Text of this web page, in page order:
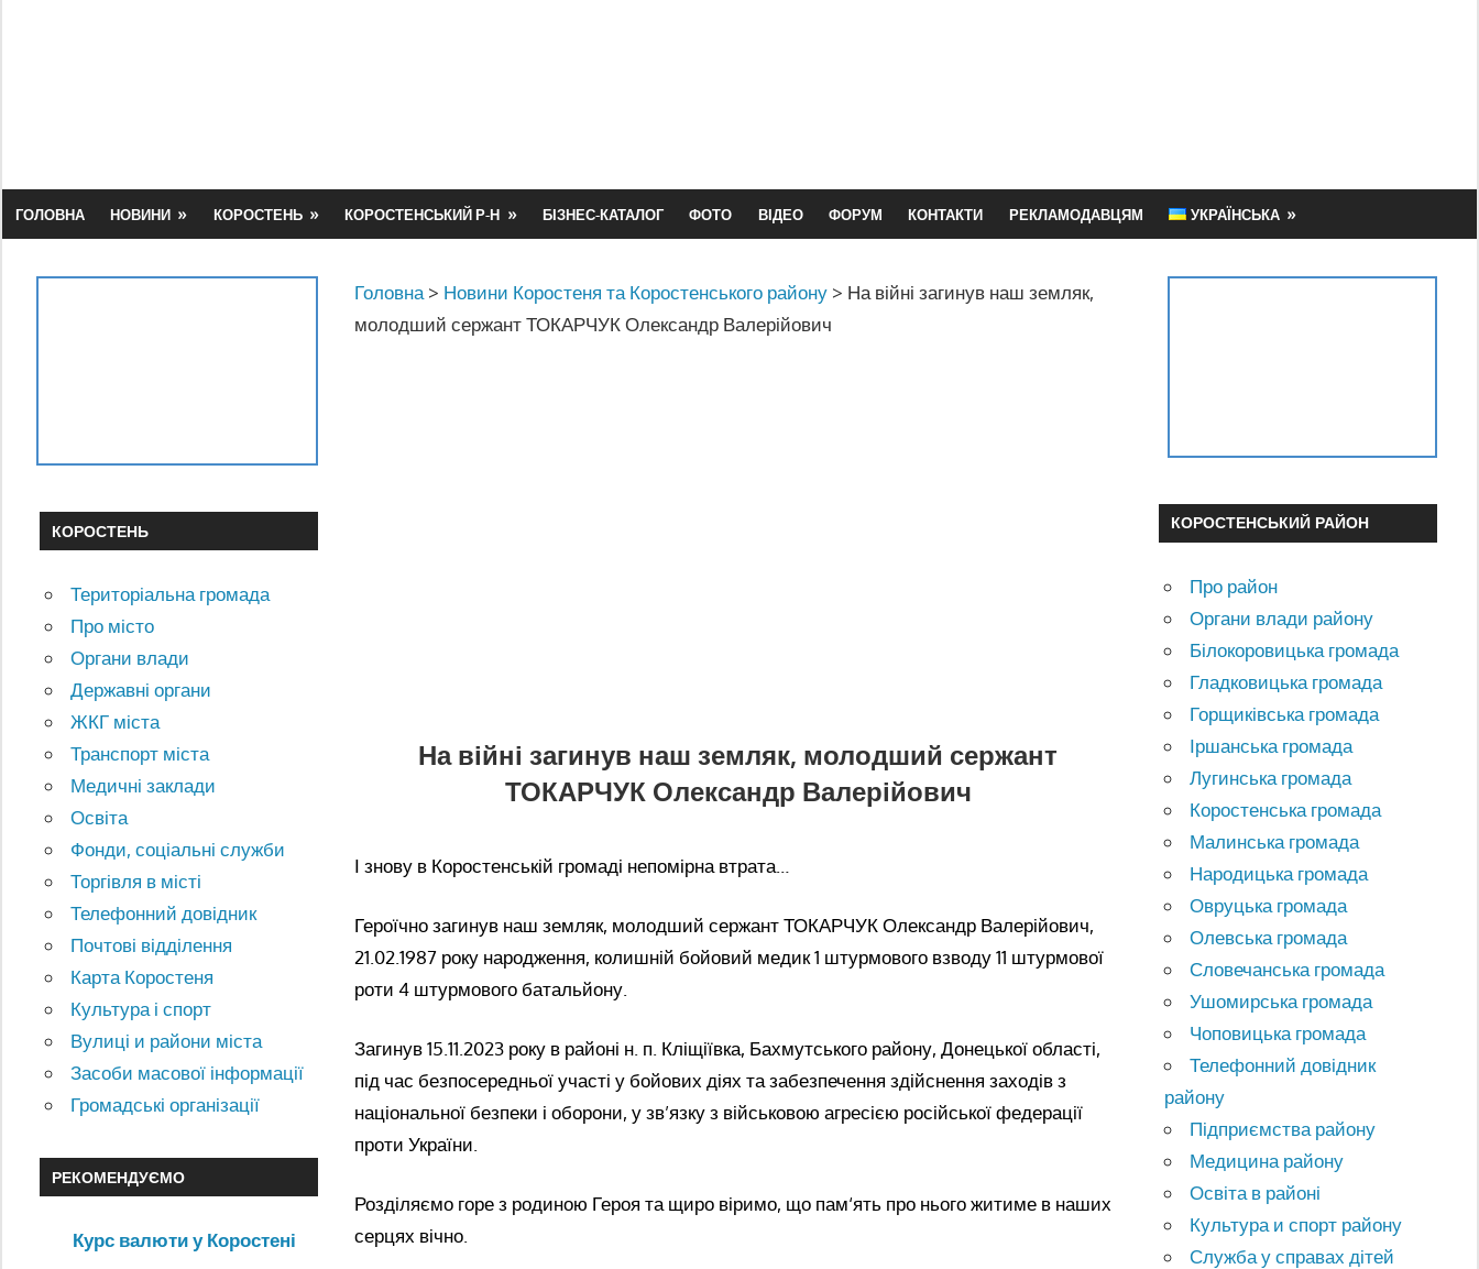
ГОЛОВНА НОВИНИ КОРОСТЕНЬ КОРОСТЕНСЬКИЙ Р-Н БІЗНЕС-КАТАЛОГ ФОТО ВІДЕО ФОРУМ КОНТАКТИ РЕКЛАМОДАВЦЯМ УКРАЇНСЬКА
Головна > Новини Коростеня та Коростенського району > На війні загинув наш земляк,
молодший сержант ТОКАРЧУК Олександр Валерійович
На війні загинув наш земляк, молодший сержант
ТОКАРЧУК Олександр Валерійович
І знову в Коростенській громаді непомірна втрата…
Героїчно загинув наш земляк, молодший сержант ТОКАРЧУК Олександр Валерійович,
21.02.1987 року народження, колишній бойовий медик 1 штурмового взводу 11 штурмової
роти 4 штурмового батальйону.
Загинув 15.11.2023 року в районі н. п. Кліщіївка, Бахмутського району, Донецької області,
під час безпосередньої участі у бойових діях та забезпечення здійснення заходів з
національної безпеки і оборони, у зв’язку з військовою агресією російської федерації
проти України.
Розділяємо горе з родиною Героя та щиро віримо, що пам‘ять про нього житиме в наших
серцях вічно.
КОРОСТЕНЬ
Територіальна громада
Про місто
Органи влади
Державні органи
ЖКГ міста
Транспорт міста
Медичні заклади
Освіта
Фонди, соціальні служби
Торгівля в місті
Телефонний довідник
Почтові відділення
Карта Коростеня
Культура і спорт
Вулиці и райони міста
Засоби масової інформації
Громадські організації
РЕКОМЕНДУЄМО
Курс валюти у Коростені
КОРОСТЕНСЬКИЙ РАЙОН
Про район
Органи влади району
Білокоровицька громада
Гладковицька громада
Горщиківська громада
Іршанська громада
Лугинська громада
Коростенська громада
Малинська громада
Народицька громада
Овруцька громада
Олевська громада
Словечанська громада
Ушомирська громада
Чоповицька громада
Телефонний довідник
району
Підприємства району
Медицина району
Освіта в районі
Культура и спорт району
Служба у справах дітей